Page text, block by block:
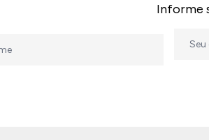
Informe